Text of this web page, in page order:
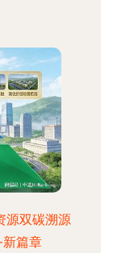
源双碳溯源
新篇章